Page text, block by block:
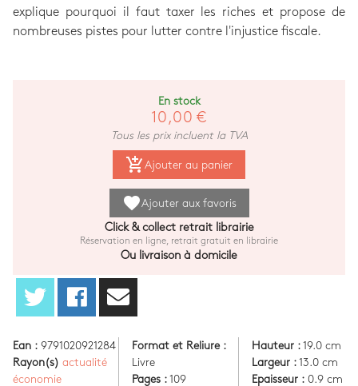
explique pourquoi il faut taxer les riches et propose de
nombreuses pistes pour lutter contre l'injustice fiscale.
En stock
10,00 €
Tous les prix incluent la TVA
add_shopping_cart Ajouter au panier
favoriteAjouter aux favoris
Click & collect retrait librairie
Réservation en ligne, retrait gratuit en librairie
Ou livraison à domicile
Ean : 9791020921284
Rayon(s) actualité
économie
Format et Reliure :
Livre
Pages : 109
Hauteur :19.0 cm
Largeur :13.0 cm
Epaisseur :0.9 cm